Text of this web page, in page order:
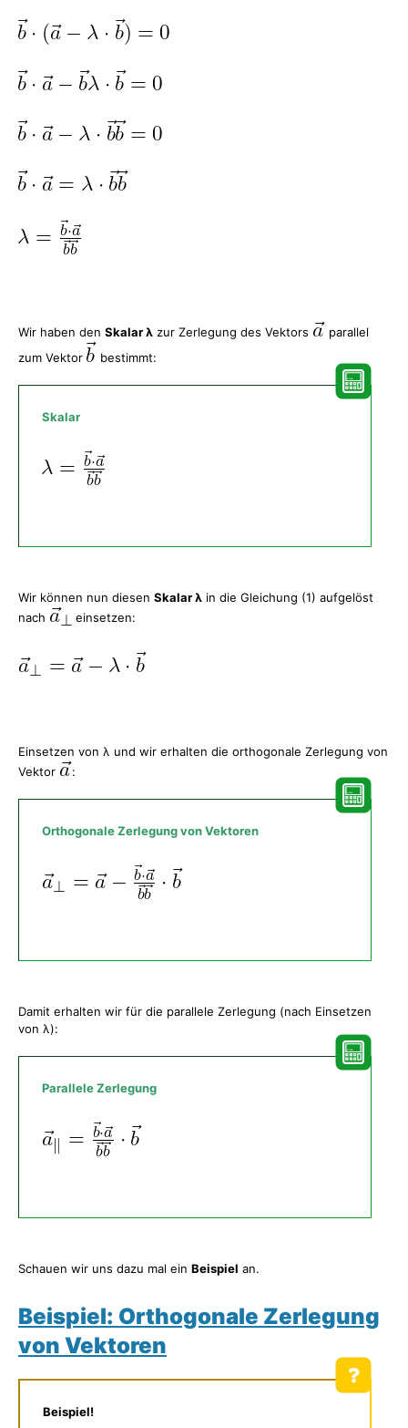
Wir haben den Skalar λ zur Zerlegung des Vektors
parallel
zum Vektor
bestimmt:
Skalar
Wir können nun diesen Skalar λ in die Gleichung (1) aufgelöst
nach
einsetzen:
Einsetzen von λ und wir erhalten die orthogonale Zerlegung von
Vektor
:
Orthogonale Zerlegung von Vektoren
Damit erhalten wir für die parallele Zerlegung (nach Einsetzen
von λ):
Parallele Zerlegung
Schauen wir uns dazu mal ein Beispiel an.
Beispiel: Orthogonale Zerlegung
von Vektoren
Beispiel!